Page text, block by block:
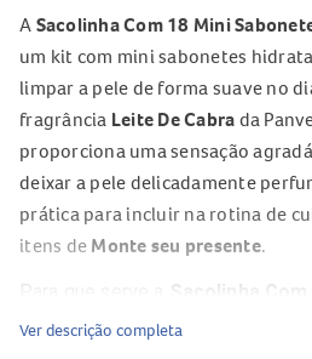
A Sacolinha Com 18 Mini
um kit com mini sabonetes
limpar a pele de forma suave no
fragrância Leite De Cabra da
proporciona uma sensação
deixar a pele delicadamente
prática para incluir na rotina de
itens de Monte seu presente.
Para que serve a
Sacolinha
Leite De Cabra 9g
Ver descrição completa